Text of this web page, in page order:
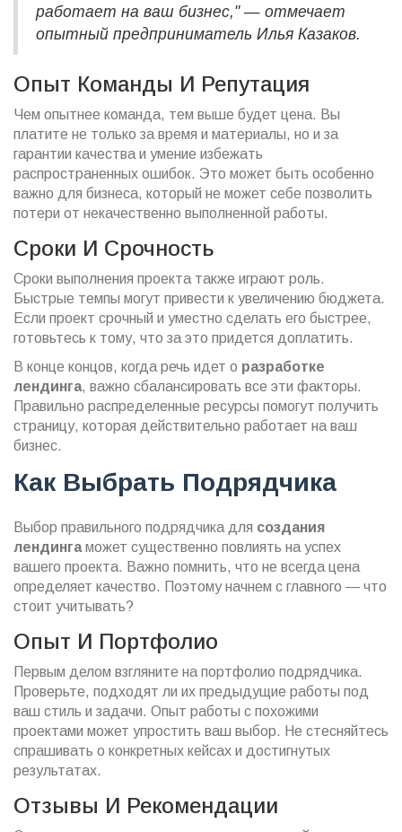
работает на ваш бизнес," — отмечает
опытный предприниматель Илья Казаков.
Опыт Команды И Репутация
Чем опытнее команда, тем выше будет цена. Вы
платите не только за время и материалы, но и за
гарантии качества и умение избежать
распространенных ошибок. Это может быть особенно
важно для бизнеса, который не может себе позволить
потери от некачественно выполненной работы.
Сроки И Срочность
Сроки выполнения проекта также играют роль.
Быстрые темпы могут привести к увеличению бюджета.
Если проект срочный и уместно сделать его быстрее,
готовьтесь к тому, что за это придется доплатить.
В конце концов, когда речь идет о разработке
лендинга, важно сбалансировать все эти факторы.
Правильно распределенные ресурсы помогут получить
страницу, которая действительно работает на ваш
бизнес.
Как Выбрать Подрядчика
Выбор правильного подрядчика для создания
лендингаможет существенно повлиять на успех
вашего проекта. Важно помнить, что не всегда цена
определяет качество. Поэтому начнем с главного — что
стоит учитывать?
Опыт И Портфолио
Первым делом взгляните на портфолио подрядчика.
Проверьте, подходят ли их предыдущие работы под
ваш стиль и задачи. Опыт работы с похожими
проектами может упростить ваш выбор. Не стесняйтесь
спрашивать о конкретных кейсах и достигнутых
результатах.
Отзывы И Рекомендации